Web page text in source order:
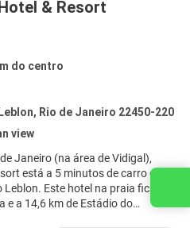
& Resort
do centro
Rio de Janeiro 22450-220
view
Janeiro (na área de Vidigal),
está a 5 minutos de carro de
praia fica a
e a 14,6 km de Estádio do
Entre em contato conosco